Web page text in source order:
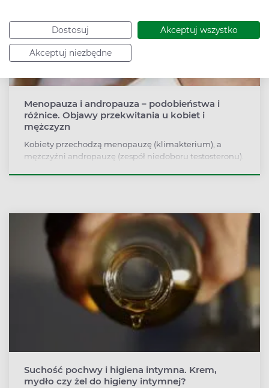
Dostosuj Akceptuj wszystko
Akceptuj niezbędne
Menopauza i andropauza – podobieństwa i
różnice. Objawy przekwitania u kobiet i
mężczyzn
Kobiety przechodzą menopauzę (klimakterium), a
mężczyźni andropauzę (zespół niedoboru testosteronu).
Suchość pochwy i higiena intymna. Krem,
mydło czy żel do higieny intymnej?